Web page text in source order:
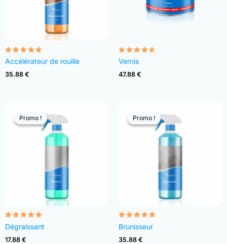
Note
4.68
sur 5
Accélérateur de rouille
35.88 €
Note
4.54
sur 5
Vernis
47.88 €
Promo !
Promo !
Note
4.82
sur 5
Dégraissant
17.88 €
Promo !
Promo !
Note
4.83
sur 5
Brunisseur
35.88 €